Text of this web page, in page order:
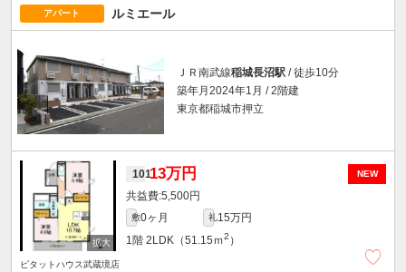
アパート ルミエール
ＪＲ南武線稲城長沼駅 / 徒歩10分
築年月2024年1月 / 2階建
東京都稲城市押立
NEW
10113万円
5,500円
敷0ヶ月 礼15万円
1階 2LDK（51.15ｍ2 ）
ピタットハウス武蔵境店